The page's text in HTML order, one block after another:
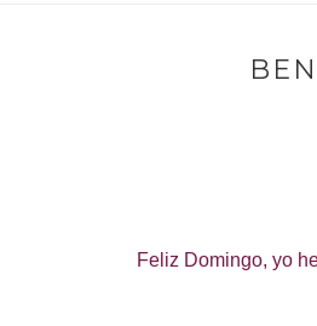
Feliz Domingo, yo